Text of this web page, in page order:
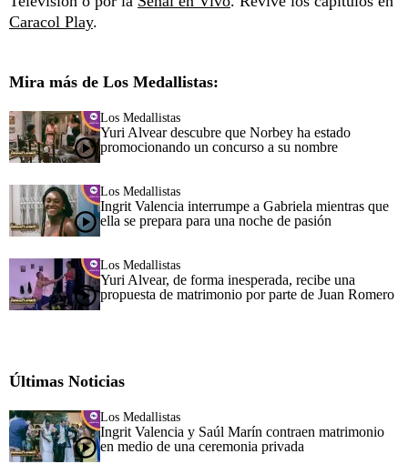
Caracol Play.
Mira más de Los Medallistas:
Los Medallistas
Yuri Alvear descubre que Norbey ha estado
promocionando un concurso a su nombre
Los Medallistas
Ingrit Valencia interrumpe a Gabriela mientras que
ella se prepara para una noche de pasión
Los Medallistas
Yuri Alvear, de forma inesperada, recibe una
propuesta de matrimonio por parte de Juan Romero
Últimas Noticias
Los Medallistas
Ingrit Valencia y Saúl Marín contraen matrimonio
en medio de una ceremonia privada